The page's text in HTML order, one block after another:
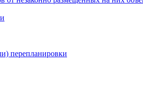
перепланировки